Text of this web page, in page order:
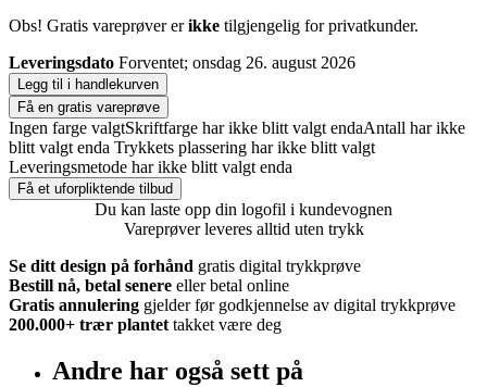
Obs! Gratis vareprøver erikke tilgjengelig for privatkunder.
Leveringsdato Forventet; onsdag 26. august 2026
Legg til i handlekurven
Få en gratis vareprøve
Ingen farge valgtSkriftfarge har ikke blitt valgt endaAntall har ikke
blitt valgt enda Trykkets plassering har ikke blitt valgt
Leveringsmetode har ikke blitt valgt enda
Få et uforpliktende tilbud
Du kan laste opp din logofil i kundevognen
Vareprøver leveres alltid uten trykk
Se ditt design på forhånd gratis digital trykkprøve
Bestill nå, betal senere eller betal online
Gratis annulering gjelder før godkjennelse av digital trykkprøve
200.000+ trær plantet takket være deg
Andre har også sett på